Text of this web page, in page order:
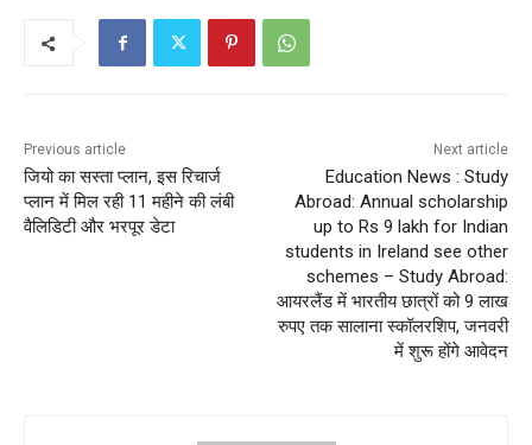
Previous article
जियो का सस्ता प्लान, इस रिचार्ज
प्लान में मिल रही 11 महीने की लंबी
वैलिडिटी और भरपूर डेटा
Next article
Education News : Study
Abroad: Annual scholarship
up to Rs 9 lakh for Indian
students in Ireland see other
schemes – Study Abroad:
आयरलैंड में भारतीय छात्रों को 9 लाख
रुपए तक सालाना स्कॉलरशिप, जनवरी
में शुरू होंगे आवेदन